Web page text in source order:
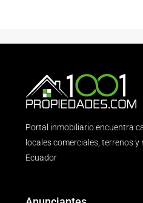
Portal inmobiliario encuentra
locales comerciales, terrenos
Ecuador